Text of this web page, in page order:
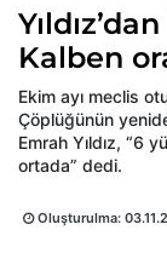
Kalben
Ekim ayı meclis
Çöplüğünün
Emrah Yıldız, “6
ortada” dedi.
Oluşturulma: